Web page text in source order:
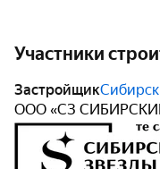
Участники
Застройщик
ООО «СЗ